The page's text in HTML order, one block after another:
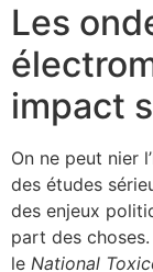
Les
impact
On ne peut nier
des études
des enjeux
part des
le National